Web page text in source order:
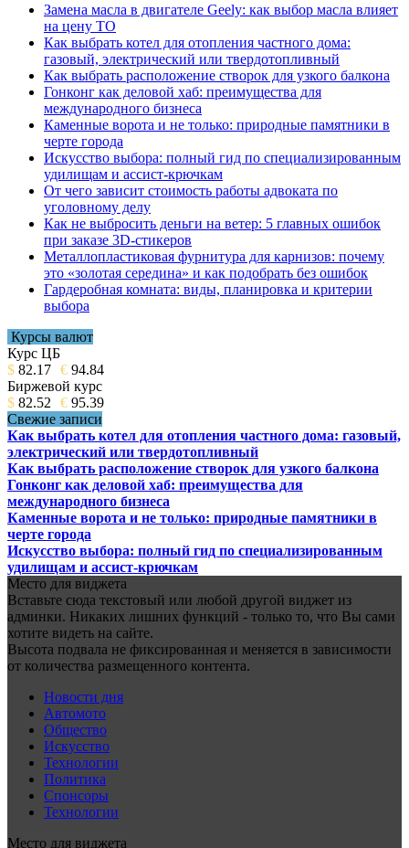
Замена масла в двигателе Geely: как выбор масла влияет
на цену ТО
Как выбрать котел для отопления частного дома:
газовый, электрический или твердотопливный
Как выбрать расположение створок для узкого балкона
Гонконг как деловой хаб: преимущества для
международного бизнеса
Каменные ворота и не только: природные памятники в
черте города
Искусство выбора: полный гид по специализированным
удилищам и ассист-крючкам
От чего зависит стоимость работы адвоката по
уголовному делу
Как не выбросить деньги на ветер: 5 главных ошибок
при заказе 3D-стикеров
Металлопластиковая фурнитура для карнизов: почему
это «золотая середина» и как подобрать без ошибок
Гардеробная комната: виды, планировка и критерии
выбора
Курсы валют
Курс ЦБ
$ 82.17 € 94.84
Биржевой курс
$ 82.52 € 95.39
Свежие записи
Как выбрать котел для отопления частного дома: газовый,
электрический или твердотопливный
Как выбрать расположение створок для узкого балкона
Гонконг как деловой хаб: преимущества для
международного бизнеса
Каменные ворота и не только: природные памятники в
черте города
Искусство выбора: полный гид по специализированным
удилищам и ассист-крючкам
Место для виджета
Вставьте сюда текстовый или любой другой виджет из
админки. Никаких лишних функций - только то, что Вы сами
хотите видеть на сайте.
Высота подвала не фиксированная и меняется в зависимости
от количества размещенного контента.
Новости дня
Автомото
Общество
Искусство
Технологии
Политика
Спонсоры
Технологии
Место для виджета